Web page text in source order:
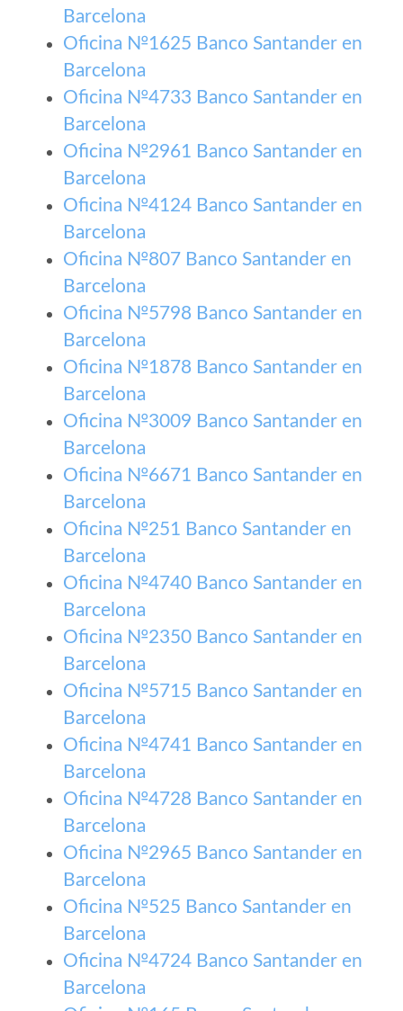
Barcelona
Oficina №1625 Banco Santander en
Barcelona
Oficina №4733 Banco Santander en
Barcelona
Oficina №2961 Banco Santander en
Barcelona
Oficina №4124 Banco Santander en
Barcelona
Oficina №807 Banco Santander en
Barcelona
Oficina №5798 Banco Santander en
Barcelona
Oficina №1878 Banco Santander en
Barcelona
Oficina №3009 Banco Santander en
Barcelona
Oficina №6671 Banco Santander en
Barcelona
Oficina №251 Banco Santander en
Barcelona
Oficina №4740 Banco Santander en
Barcelona
Oficina №2350 Banco Santander en
Barcelona
Oficina №5715 Banco Santander en
Barcelona
Oficina №4741 Banco Santander en
Barcelona
Oficina №4728 Banco Santander en
Barcelona
Oficina №2965 Banco Santander en
Barcelona
Oficina №525 Banco Santander en
Barcelona
Oficina №4724 Banco Santander en
Barcelona